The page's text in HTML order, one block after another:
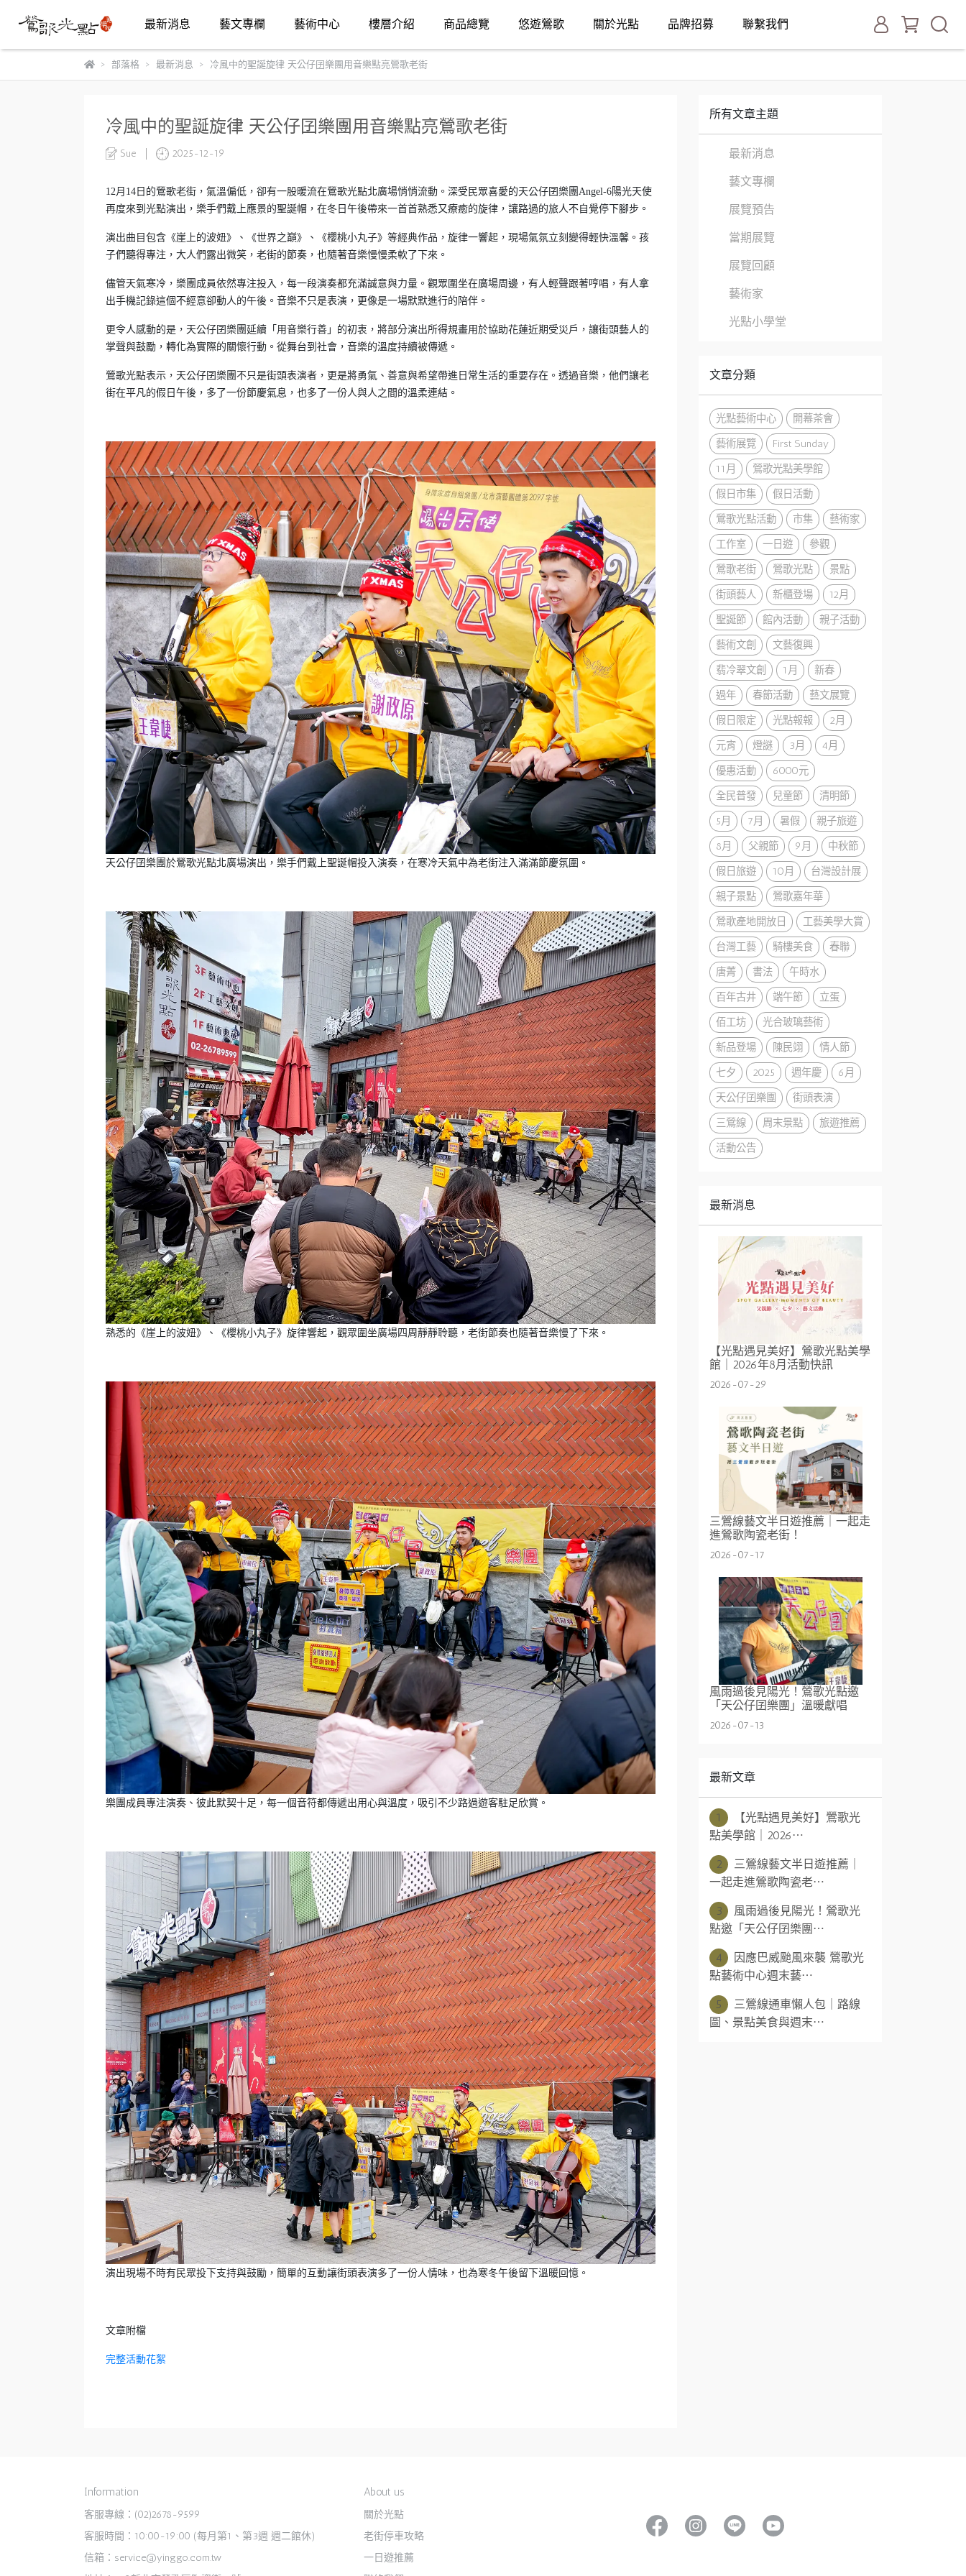
最新消息 藝文專欄 藝術中心 樓層介紹 商品總覽 悠遊鶯歌 關於光點 品牌招募 聯繫我們
部落格 最新消息 冷風中的聖誕旋律 天公仔囝樂團用音樂點亮鶯歌老街
冷風中的聖誕旋律 天公仔囝樂團用音樂點亮鶯歌老街
Sue 2025-12-19
12月14日的鶯歌老街，氣溫偏低，卻有一股暖流在鶯歌光點北廣場悄悄流動。深受民眾喜愛的天公仔囝樂團Angel-6陽光天使
再度來到光點演出，樂手們戴上應景的聖誕帽，在冬日午後帶來一首首熟悉又療癒的旋律，讓路過的旅人不自覺停下腳步。
演出曲目包含《崖上的波妞》、《世界之巔》、《櫻桃小丸子》等經典作品，旋律一響起，現場氣氛立刻變得輕快溫馨。孩
子們聽得專注，大人們露出微笑，老街的節奏，也隨著音樂慢慢柔軟了下來。
儘管天氣寒冷，樂團成員依然專注投入，每一段演奏都充滿誠意與力量。觀眾圍坐在廣場周邊，有人輕聲跟著哼唱，有人拿
出手機記錄這個不經意卻動人的午後。音樂不只是表演，更像是一場默默進行的陪伴。
更令人感動的是，天公仔囝樂團延續「用音樂行善」的初衷，將部分演出所得規畫用於協助花蓮近期受災戶，讓街頭藝人的
掌聲與鼓勵，轉化為實際的關懷行動。從舞台到社會，音樂的溫度持續被傳遞。
鶯歌光點表示，天公仔囝樂團不只是街頭表演者，更是將勇氣、善意與希望帶進日常生活的重要存在。透過音樂，他們讓老
街在平凡的假日午後，多了一份節慶氣息，也多了一份人與人之間的溫柔連結。
天公仔囝樂團於鶯歌光點北廣場演出，樂手們戴上聖誕帽投入演奏，在寒冷天氣中為老街注入滿滿節慶氛圍。
熟悉的《崖上的波妞》、《櫻桃小丸子》旋律響起，觀眾圍坐廣場四周靜靜聆聽，老街節奏也隨著音樂慢了下來。
樂團成員專注演奏、彼此默契十足，每一個音符都傳遞出用心與溫度，吸引不少路過遊客駐足欣賞。
演出現場不時有民眾投下支持與鼓勵，簡單的互動讓街頭表演多了一份人情味，也為寒冬午後留下溫暖回憶。
文章附檔
完整活動花絮
所有文章主題
最新消息
藝文專欄
展覽預告
當期展覽
展覽回顧
藝術家
光點小學堂
文章分類
光點藝術中心
開幕茶會
藝術展覽
First Sunday
11月
鶯歌光點美學館
假日市集
假日活動
鶯歌光點活動
市集
藝術家
工作室
一日遊
參觀
鶯歌老街
鶯歌光點
景點
街頭藝人
新櫃登場
12月
聖誕節
館內活動
親子活動
藝術文創
文藝復興
翡冷翠文創
1月
新春
過年
春節活動
藝文展覽
假日限定
光點報報
2月
元宵
燈謎 3月
4月
優惠活動
6000元
全民普發
兒童節
清明節
5月
7月 暑假
親子旅遊
8月
父親節 9月
中秋節
假日旅遊
10月
台灣設計展
親子景點
鶯歌嘉年華
鶯歌產地開放日
工藝美學大賞
台灣工藝
騎樓美食
春聯
唐菁
書法
午時水
百年古井
端午節
立蛋
佰工坊
光合玻璃藝術
新品登場
陳民翊
情人節
七夕
2025 週年慶
6月
天公仔囝樂團
街頭表演
三鶯線
周末景點
旅遊推薦
活動公告
最新消息
【光點遇見美好】鶯歌光點美學
館｜2026年8月活動快訊
2026-07-29
三鶯線藝文半日遊推薦｜一起走
進鶯歌陶瓷老街！
2026-07-17
風雨過後見陽光！鶯歌光點邀
「天公仔囝樂團」溫暖獻唱
2026-07-13
最新文章
1
【光點遇見美好】鶯歌光
點美學館｜2026⋯
2
三鶯線藝文半日遊推薦｜
一起走進鶯歌陶瓷老⋯
3
風雨過後見陽光！鶯歌光
點邀「天公仔囝樂團⋯
4
因應巴威颱風來襲 鶯歌光
點藝術中心週末藝⋯
5
三鶯線通車懶人包｜路線
圖、景點美食與週末⋯
Information
客服專線：(02)2678-9599
客服時間：10:00-19:00 (每月第1、第3週 週二館休)
信箱：service@yinggo.com.tw
About us
關於光點
老街停車攻略
一日遊推薦